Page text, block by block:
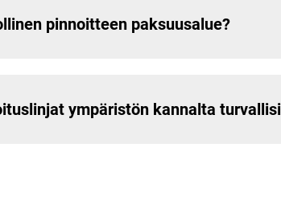
pinnoitteen paksuusalue?
ympäristön kannalta